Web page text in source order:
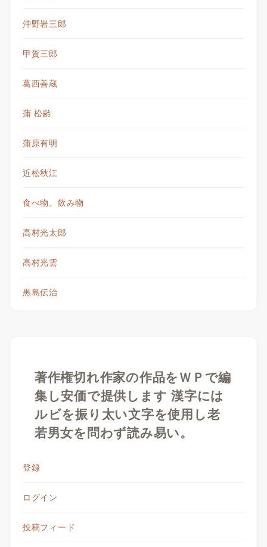
沖野岩三郎
甲賀三郎
葛西善蔵
蒲 松齢
蒲原有明
近松秋江
食べ物。飲み物
高村光太郎
高村光雲
黒島伝治
著作権切れ作家の作品をＷＰで編
集し安価で提供します 漢字には
ルビを振り太い文字を使用し老
若男女を問わず読み易い。
登録
ログイン
投稿フィード